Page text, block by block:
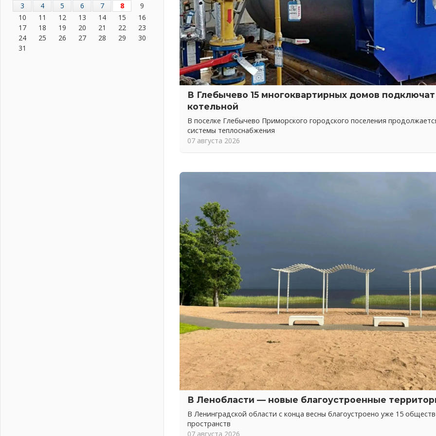
В Глебычево 15 многоквартирных домов подключат
котельной
В поселке Глебычево Приморского городского поселения
системы теплоснабжения
07 августа 2026
В Ленобласти — новые благоустроенные
В Ленинградской области с конца весны благоустроено уже 15
пространств
07 августа 2026
На лидирующих позициях
04 августа 2026
Итоги конкурса «Лучший работник
Кадрового центра – 2026»
подведены!
3
4 5 6 7 8
9
10
11 12 13 14 15
16
17
18 19 20 21 22
23
24
25 26 27 28 29
30
31